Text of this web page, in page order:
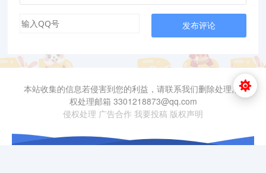
发布评论
本站收集的信息若侵害到您的利益，请联系我们删除处理,侵
权处理邮箱 3301218873@qq.com
侵权处理 广告合作 我要投稿 版权声明